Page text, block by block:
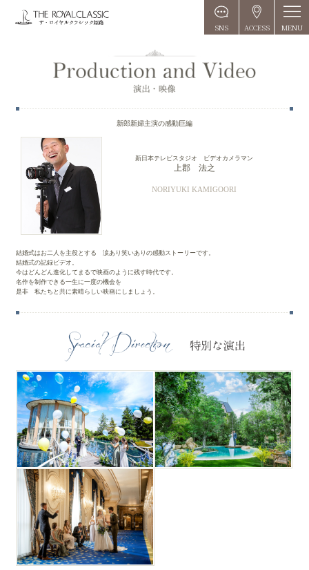
SNS ACCESS MENU
新郎新婦主演の感動巨編
新日本テレビスタジオ ビデオカメラマン
上郡 法之
NORIYUKI KAMIGOORI
結婚式はお二人を主役とする 涙あり笑いありの感動ストーリーです。
結婚式の記録ビデオ。
今はどんどん進化してまるで映画のように残す時代です。
名作を制作できる一生に一度の機会を
是非 私たちと共に素晴らしい映画にしましょう。